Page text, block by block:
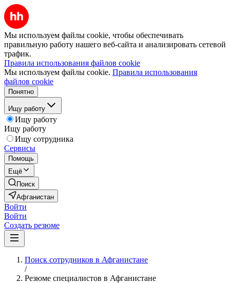
Мы используем файлы cookie, чтобы обеспечивать
правильную работу нашего веб-сайта и анализировать сетевой
трафик.
Правила использования файлов cookie
Мы используем файлы cookie. Правила использования
файлов cookie
Понятно
Ищу работу
Ищу работу
Ищу работу
Ищу сотрудника
Сервисы
Помощь
Ещё
Поиск
Афганистан
Войти
Войти
Создать резюме
Поиск сотрудников в Афганистане
/
Резюме специалистов в Афганистане